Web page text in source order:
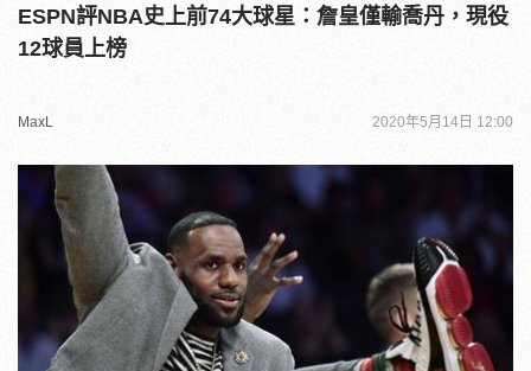
ESPN評NBA史上前74大球星：詹皇僅輸喬丹，現役
12球員上榜
MaxL 2020年5月14日 12:00